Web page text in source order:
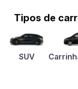
Tipos de
SUV